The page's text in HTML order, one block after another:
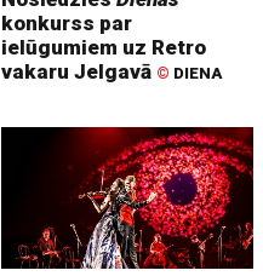
konkurss par
ielūgumiem uz Retro
vakaru Jelgavā © DIENA